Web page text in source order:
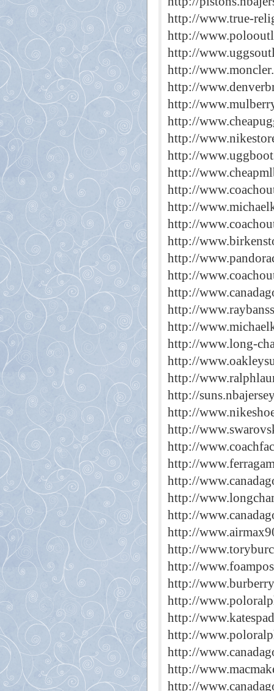
http://www.true-
http://
http://
http://
http://
http://
http://
http://
http://
http://
http://
http://
http://
http://
http://
http://
http://
http://
http://
http://www.long-
http://
http://
http://
http://
http://
http://
http://
http://
http://
http://
http://
http://
http://
http://
http://
http://
http://
http://
http://
http://